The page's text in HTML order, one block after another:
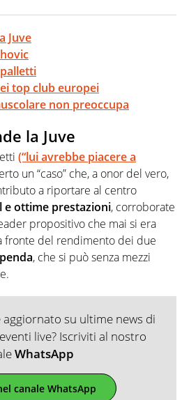
Juve
top club europei
non preoccupa
la Juve
(“lui avrebbe piacere a
un “caso” che, a onor del vero,
a riportare al centro
e ottime prestazioni, corroborate
propositivo che mai si era
fronte del rendimento dei due
, che si può senza mezzi
su ultime news di
live? Iscriviti al nostro
WhatsApp
canale WhatsApp